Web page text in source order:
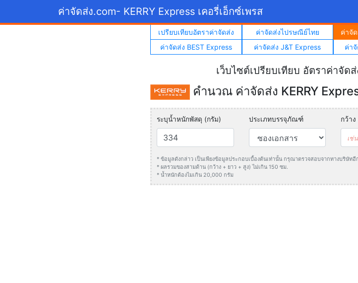
ค่าจัดส่ง.com- KERRY Express เคอรี่เอ็กซ์เพรส
เปรียบเทียบอัตราค่าจัดส่ง ค่าจัดส่งไปรษณีย์ไทย ค่าจั
ค่าจัดส่ง BEST Express
ค่าจัดส่ง J&T Express ค่า
เว็บไซต์เปรียบเทียบ อัตราค่าจัด
คำนวณ ค่าจัดส่ง KERRY
ระบุน้ำหนักพัสดุ (กรัม) ประเภทบรรจุภัณฑ์ กว้า
* ข้อมูลดังกล่าว เป็นเพียงข้อมูลประกอบเบื้องต้นเท่านั้น กรุณาตรวจสอบจากทางบริษัทอี
* ผลรวมของสามด้าน (กว้าง + ยาว + สูง) ไม่เกิน 150 ซม.
* น้ำหนักต้องไมเกิน 20,000 กรัม